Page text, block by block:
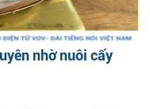
nhờ nuôi cấy